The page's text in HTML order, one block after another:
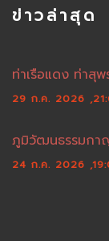
ข่าวล่าสุด
ท่าเรือแดง ท่าสุ
29 ก.ค. 2026
ภูมิวัฒนธรรมกาญ
24 ก.ค. 2026